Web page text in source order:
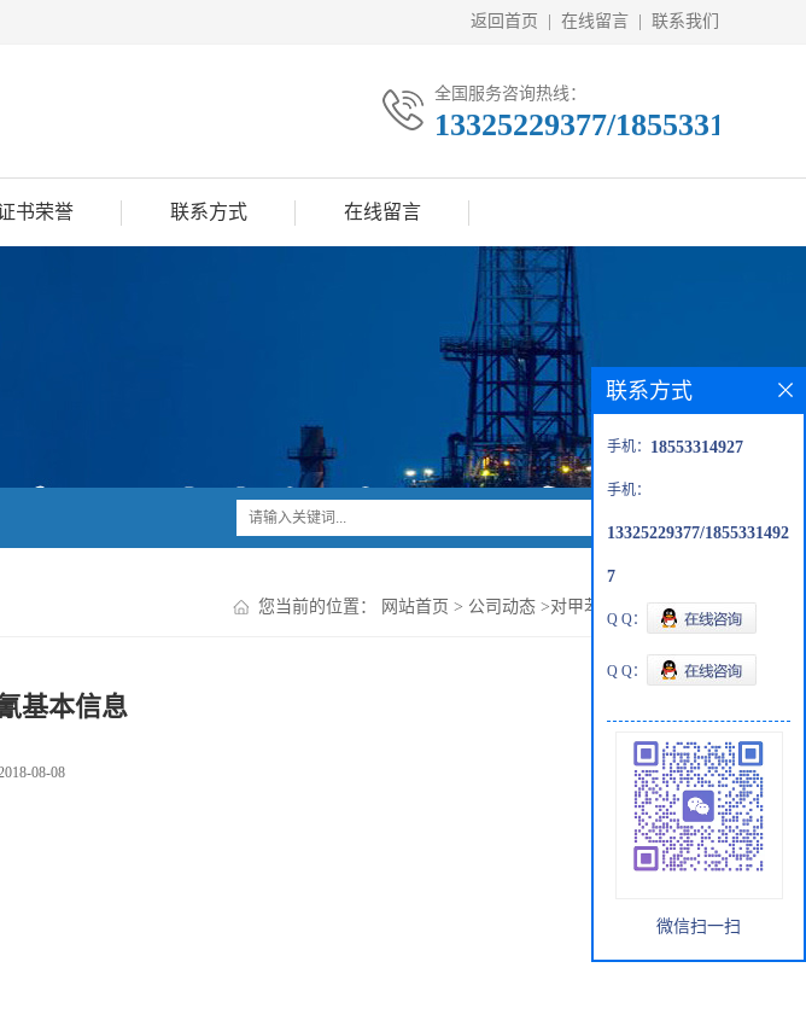
返回首页 在线留言 联系我们
全国服务咨询热线：
13325229377/18553314927
书荣誉 联系方式 在线留言
您当前的位置： 网站首页 > 公司动态 >对甲苯磺酰氰基本信息
基本信息
08-08
联系方式
手机： 18553314927
手机：
13325229377/1855331492
7
Q Q：
Q Q：
微信扫一扫